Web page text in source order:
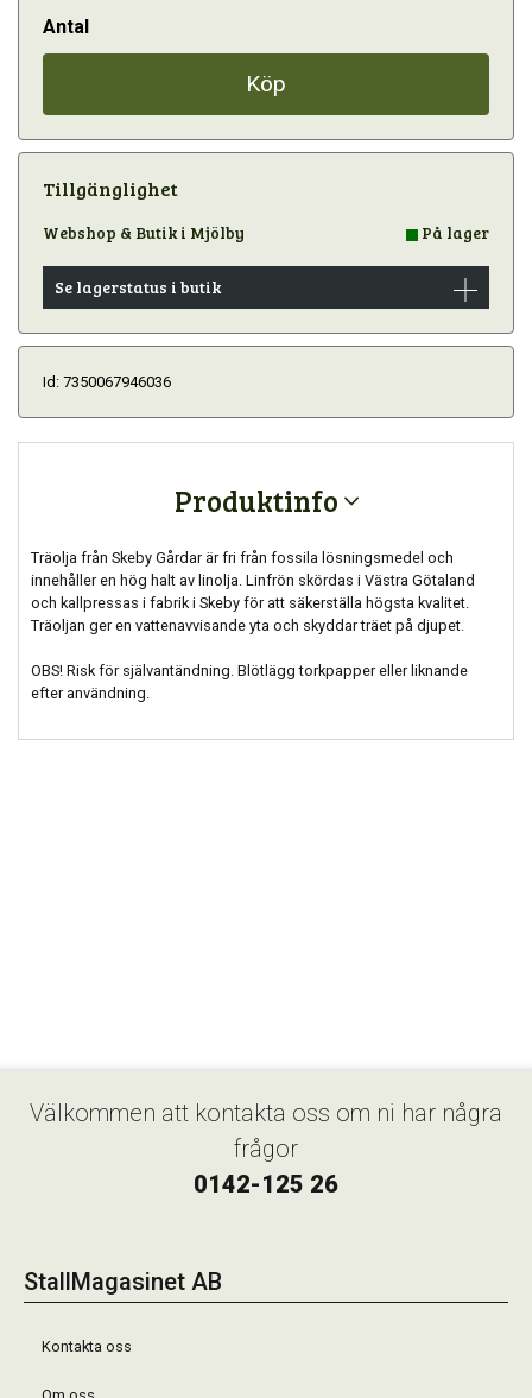
Antal
Köp
Tillgänglighet
Webshop & Butik i Mjölby På lager
Se lagerstatus i butik
Id: 7350067946036
Produktinfo
Träolja från Skeby Gårdar är fri från fossila lösningsmedel och
innehåller en hög halt av linolja. Linfrön skördas i Västra Götaland
och kallpressas i fabrik i Skeby för att säkerställa högsta kvalitet.
Träoljan ger en vattenavvisande yta och skyddar träet på djupet.
OBS! Risk för självantändning. Blötlägg torkpapper eller liknande
efter användning.
Välkommen att kontakta oss om ni har några
frågor
0142-125 26
StallMagasinet AB
Kontakta oss
Om oss